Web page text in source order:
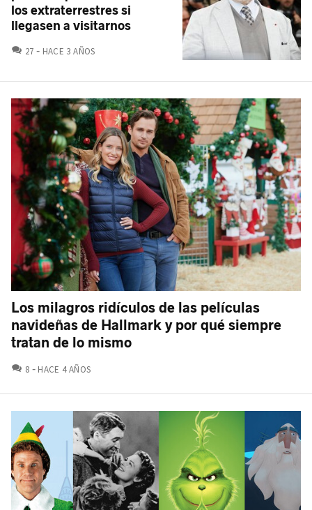
los extraterrestres si
llegasen a visitarnos
27 COMENTARIOS
HACE 3 AÑOS
Los milagros ridículos de las películas
navideñas de Hallmark y por qué siempre
tratan de lo mismo
8 COMENTARIOS
HACE 4 AÑOS